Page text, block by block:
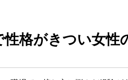
性格がきつい女性